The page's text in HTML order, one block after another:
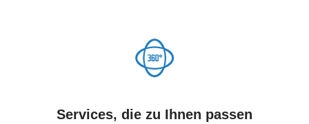
Services, die zu Ihnen passen